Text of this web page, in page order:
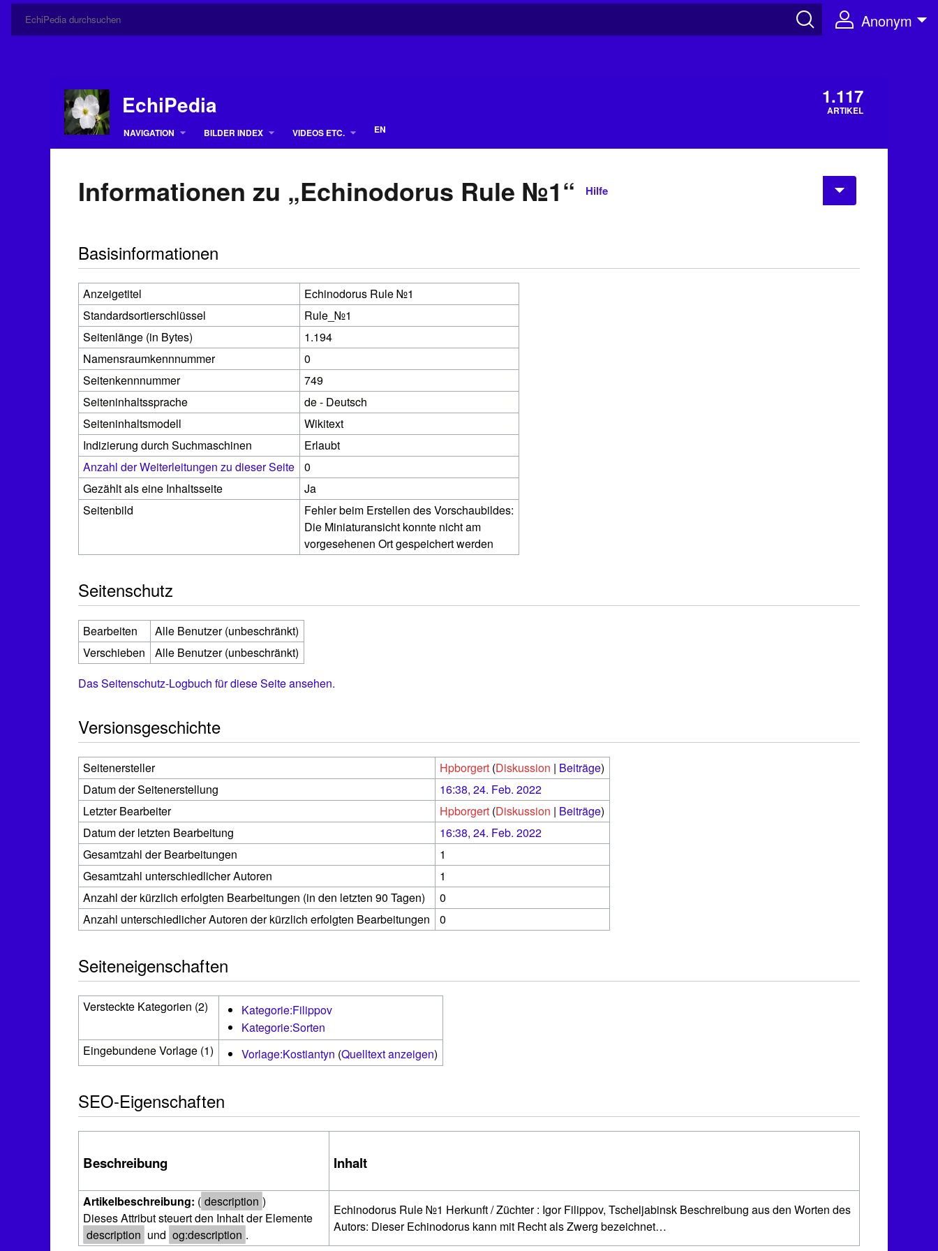
Anonym
EchiPedia 1.117
ARTIKEL
NAVIGATION
BILDER INDEX VIDEOS ETC. EN
Informationen zu „Echinodorus Rule №1“ Hilfe
Basisinformationen
Anzeigetitel
Echinodorus Rule №1
Standardsortierschlüssel
Rule_№1
Seitenlänge (in Bytes)
1.194
Namensraumkennnummer
0
Seitenkennnummer
749
Seiteninhaltssprache
de - Deutsch
Seiteninhaltsmodell
Wikitext
Indizierung durch Suchmaschinen
Erlaubt
Anzahl der Weiterleitungen zu dieser Seite
0
Gezählt als eine Inhaltsseite
Ja
Seitenbild
Fehler beim Erstellen des Vorschaubildes:
Die Miniaturansicht konnte nicht am
vorgesehenen Ort gespeichert werden
Seitenschutz
Bearbeiten
Alle Benutzer (unbeschränkt)
Verschieben
Alle Benutzer (unbeschränkt)
Das Seitenschutz-Logbuch für diese Seite ansehen.
Versionsgeschichte
Seitenersteller Hpborgert (Diskussion | Beiträge)
Datum der Seitenerstellung
16:38, 24. Feb. 2022
Letzter Bearbeiter
Hpborgert (Diskussion | Beiträge)
Datum der letzten Bearbeitung
16:38, 24. Feb. 2022
Gesamtzahl der Bearbeitungen
1
Gesamtzahl unterschiedlicher Autoren
1
Anzahl der kürzlich erfolgten Bearbeitungen (in den letzten 90 Tagen)
0
Anzahl unterschiedlicher Autoren der kürzlich erfolgten Bearbeitungen
0
Seiteneigenschaften
Versteckte Kategorien (2)
Kategorie:Filippov
Kategorie:Sorten
Eingebundene Vorlage (1)
Vorlage:Kostiantyn (Quelltext anzeigen)
SEO-Eigenschaften
Beschreibung Inhalt
Artikelbeschreibung: ( description )
Dieses Attribut steuert den Inhalt der Elemente
description und og:description .
Echinodorus Rule №1 Herkunft / Züchter : Igor Filippov, Tscheljabinsk Beschreibung aus den Worten des
Autors: Dieser Echinodorus kann mit Recht als Zwerg bezeichnet…